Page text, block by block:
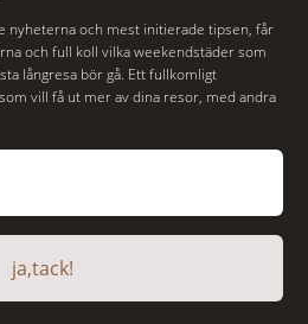
nyheterna och mest initierade tipsen, får
och full koll vilka weekendstäder som
långresa bör gå. Ett fullkomligt
vill få ut mer av dina resor, med andra
ja,tack!